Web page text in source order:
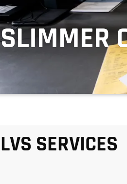
SLIMMER
LVS SERVICES